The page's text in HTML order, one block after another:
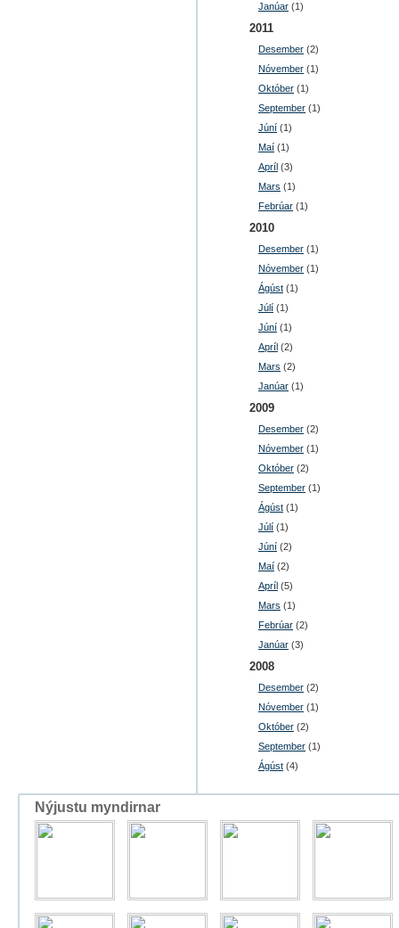
Janúar (1)
2011
Desember (2)
Nóvember (1)
Október (1)
September (1)
Júní (1)
Maí (1)
Apríl (3)
Mars (1)
Febrúar (1)
2010
Desember (1)
Nóvember (1)
Ágúst (1)
Júlí (1)
Júní (1)
Apríl (2)
Mars (2)
Janúar (1)
2009
Desember (2)
Nóvember (1)
Október (2)
September (1)
Ágúst (1)
Júlí (1)
Júní (2)
Maí (2)
Apríl (5)
Mars (1)
Febrúar (2)
Janúar (3)
2008
Desember (2)
Nóvember (1)
Október (2)
September (1)
Ágúst (4)
Nýjustu myndirnar